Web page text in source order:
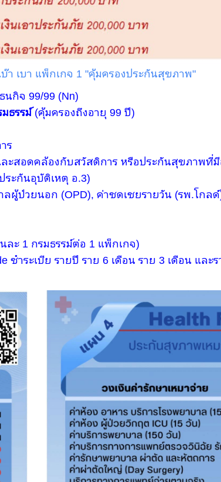
า เบา แพ็กเกจ 1 "คุ้มครองประกันสุขภาพ"
กิจ 99/99 (Nn)
ธรรม์(คุ้มครองถึงอายุ 99 ปี)
ร
ละสอดคล้องกับสวัสดิการ หรือประกันสุขภาพที่
ะกันอุบัติเหตุ อ.3)
ผู้ป่วยนอก (OPD), ค่าชดเชยรายวัน (รพ.โกลด์
ละ 1 กรมธรรม์ต่อ 1 แพ็กเกจ)
ชำระเบีย รายปี ราย 6 เดือน ราย 3 เดือน และ